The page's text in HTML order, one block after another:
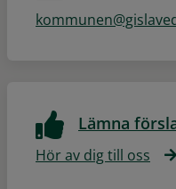
Lämna
Hör av dig till oss